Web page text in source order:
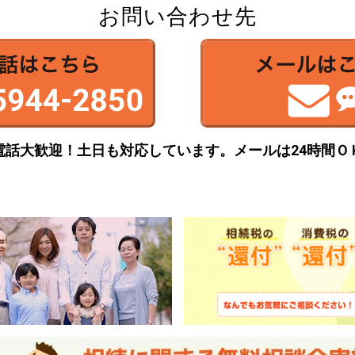
お問い合わせ先
話大歓迎！土日も対応しています。 メールは24時間Ｏ